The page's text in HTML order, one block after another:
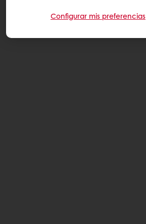
Configurar mis preferencias